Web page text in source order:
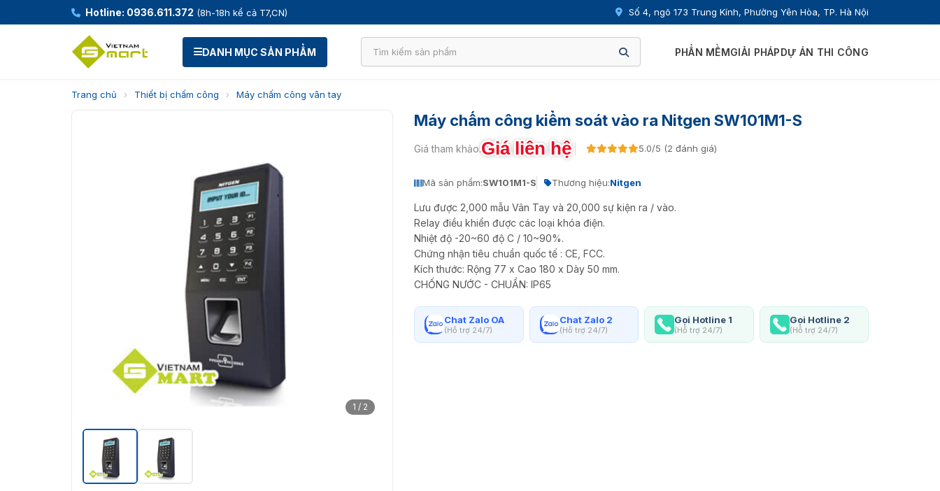
Hotline: 0936.611.372 (8h-18h kể cả T7,CN) Số 4, ngõ 173 Trung Kính, Phường Yên Hòa, TP. Hà Nội
DANH MỤC SẢN PHẨM PHẦN MỀMGIẢI PHÁPDỰ ÁN THI CÔNG
Trang chủ › Thiết bị chấm công › Máy chấm công vân tay
1 / 2
Máy chấm công kiểm soát vào ra Nitgen SW101M1-S
Giá tham khảo:Giá liên hệ 5.0/5 (2 đánh giá)
Mã sản phẩm:SW101M1-S Thương hiệu:Nitgen
Lưu được 2,000 mẫu Vân Tay và 20,000 sự kiện ra / vào.
Relay điều khiển được các loại khóa điện.
Nhiệt độ -20~60 độ C / 10~90%.
Chứng nhận tiêu chuẩn quốc tế : CE, FCC.
Kích thước: Rộng 77 x Cao 180 x Dày 50 mm.
CHỐNG NƯỚC - CHUẨN: IP65
Chat Zalo OA
(Hỗ trợ 24/7)
Chat Zalo 2
(Hỗ trợ 24/7)
Gọi Hotline 1
(Hỗ trợ 24/7)
Gọi Hotline 2
(Hỗ trợ 24/7)